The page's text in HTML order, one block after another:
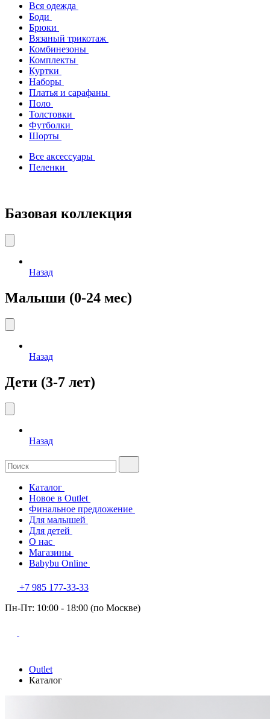
Вся одежда
Боди
Брюки
Вязаный трикотаж
Комбинезоны
Комплекты
Куртки
Наборы
Платья и сарафаны
Поло
Толстовки
Футболки
Шорты
Все аксессуары
Пеленки
Базовая коллекция
Назад
Малыши (0-24 мес)
Назад
Дети (3-7 лет)
Назад
Каталог
Новое в Outlet
Финальное предложение
Для малышей
Для детей
О нас
Магазины
Babybu Online
+7 985 177-33-33
Пн-Пт: 10:00 - 18:00 (по Москве)
Outlet
Каталог